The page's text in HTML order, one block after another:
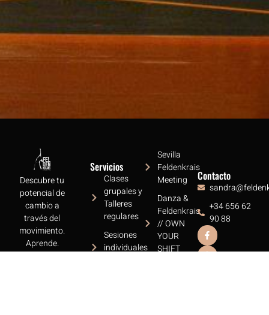
Descubre tu
potencial de
cambio a
través del
movimiento.
Aprende.
Transforma.
Servicios
Clases
grupales y
Talleres
regulares
Sesiones
individuales
Sevilla
Feldenkrais
Meeting
Danza &
Feldenkrais
// OWN
YOUR
SHIFT
Contacto
+34 656 62
90 88